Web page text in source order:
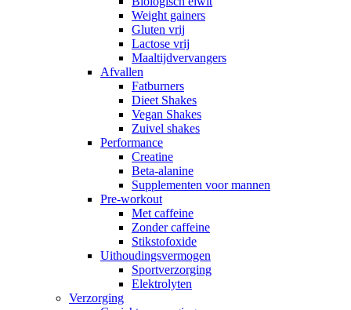
Weight gainers
Gluten vrij
Lactose vrij
Maaltijdvervangers
Afvallen
Fatburners
Dieet Shakes
Vegan Shakes
Zuivel shakes
Performance
Creatine
Beta-alanine
Supplementen voor mannen
Pre-workout
Met caffeine
Zonder caffeine
Stikstofoxide
Uithoudingsvermogen
Sportverzorging
Elektrolyten
Verzorging